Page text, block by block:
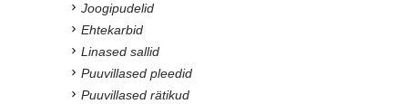
Joogipudelid
Ehtekarbid
Linased sallid
Puuvillased pleedid
Puuvillased rätikud